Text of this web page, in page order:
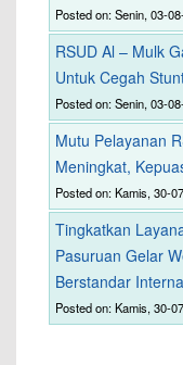
Posted on: Senin, 03-
RSUD Al – Mulk
Untuk Cegah
Posted on: Senin, 03-
Mutu Pelayanan
Meningkat,
Posted on: Kamis, 30-
Tingkatkan
Pasuruan Gelar
Berstandar
Posted on: Kamis, 30-